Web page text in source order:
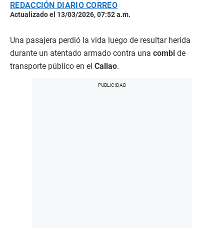
REDACCIÓN DIARIO CORREO
Actualizado el 13/03/2026, 07:52 a.m.
Una pasajera perdió la vida luego de resultar herida
durante un atentado armado contra una combi de
transporte público en el Callao.